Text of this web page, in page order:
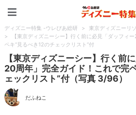
ディズニー特集 -ウレぴあ総研 > 東京ディズニーリ
>
【東京ディズニーシー】行く前に必見「ダッフィ
ペキ“見るべき12のチェックリスト”付
【東京ディズニーシー】行く前
20周年」完全ガイド！これで完
ェックリスト”付（写真 3/96）
だふねこ